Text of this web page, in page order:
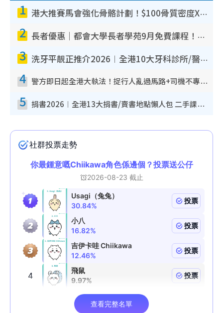
1 港大推賽馬會強化骨骼計劃！$100骨質密度X光檢查 完成免費運動訓練送超市禮券！附參加資格
2 長者優惠｜都會大學長者學苑9月免費課程！多媒體/微電影創作/網絡安全 附報名方法教學
3 洗牙平靚正推介2026︱全港10大牙科診所/醫院懶人包 夜診至8點/鎮靜潔牙/醫療券適用
4 警方即日起全港大執法！捉行人亂過馬路+司機不專注駕駛！亂過馬路罰$2000
5 捐書2026︱全港13大捐書/賣書地點懶人包 二手課本最高$150＋舊書換免費咖啡/戲票